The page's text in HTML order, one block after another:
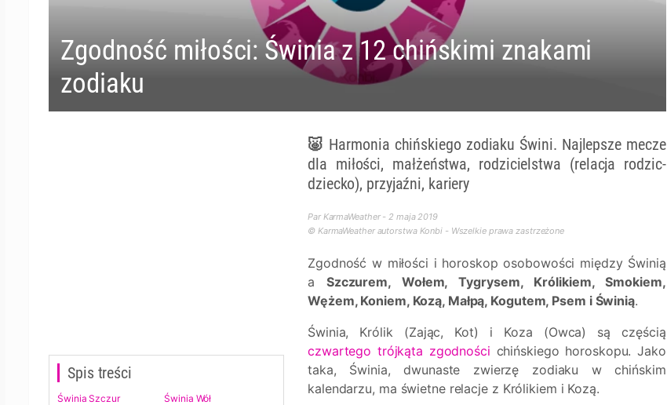
Zgodność miłości: Świnia z 12 chińskimi znakami
zodiaku
Spis treści
Świnia Szczur
Świnia Wół
🐷 Harmonia chińskiego zodiaku Świni. Najlepsze mecze
dla miłości, małżeństwa, rodzicielstwa (relacja rodzic-
dziecko), przyjaźni, kariery
Par KarmaWeather - 2 maja 2019
© KarmaWeather autorstwa Konbi - Wszelkie prawa zastrzeżone
Zgodność w miłości i horoskop osobowości między Świnią
a Szczurem, Wołem, Tygrysem, Królikiem, Smokiem,
Wężem, Koniem, Kozą, Małpą, Kogutem, Psem i Świnią.
Świnia, Królik (Zając, Kot) i Koza (Owca) są częścią
czwartego trójkąta zgodności chińskiego horoskopu. Jako
taka, Świnia, dwunaste zwierzę zodiaku w chińskim
kalendarzu, ma świetne relacje z Królikiem i Kozą.